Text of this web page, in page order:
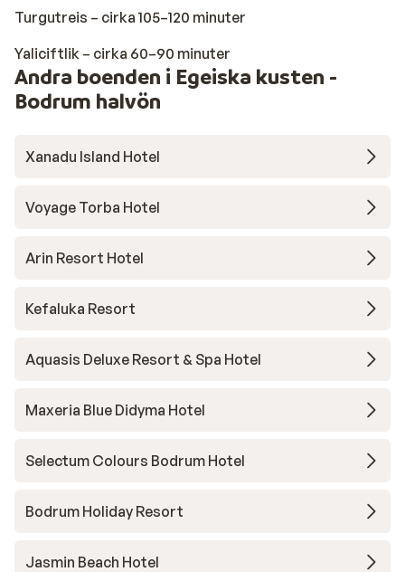
Turgutreis – cirka 105–120 minuter
Yaliciftlik – cirka 60–90 minuter
Andra boenden i Egeiska kusten -
Bodrum halvön
Xanadu Island Hotel
Voyage Torba Hotel
Arin Resort Hotel
Kefaluka Resort
Aquasis Deluxe Resort & Spa Hotel
Maxeria Blue Didyma Hotel
Selectum Colours Bodrum Hotel
Bodrum Holiday Resort
Jasmin Beach Hotel